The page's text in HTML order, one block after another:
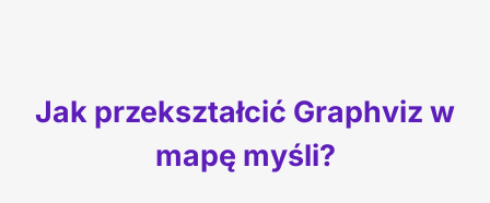
Jak przekształcić Graphviz w
mapę myśli?